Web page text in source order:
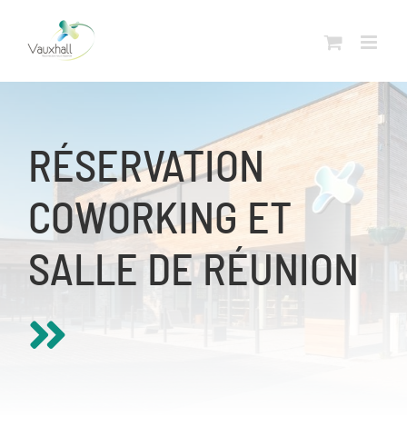
RÉSERVATION
COWORKING ET
SALLE DE RÉUNION